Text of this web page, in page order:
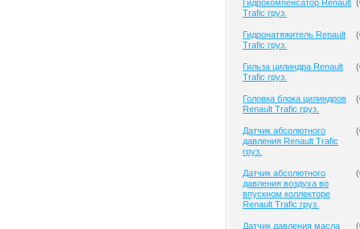
Гидрокомпенсатор Renault
Trafic груз.
(
Гидронатяжитель Renault
Trafic груз.
(
Гильза цилиндра Renault
Trafic груз.
(
Головка блока цилиндров
Renault Trafic груз.
(
Датчик абсолютного
давления Renault Trafic
груз.
(
Датчик абсолютного
давления воздуха во
впускном коллекторе
Renault Trafic груз.
(
Датчик давления масла
(